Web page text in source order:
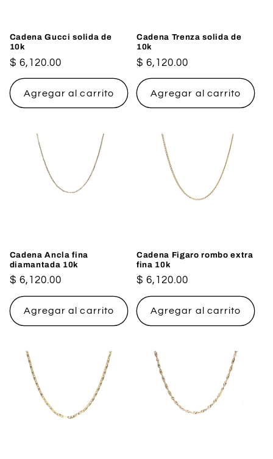
Cadena Gucci solida de
10k
Precio
habitual
$ 6,120.00
Agregar al carrito
Cadena Trenza solida de
10k
Precio
habitual
$ 6,120.00
Agregar al carrito
Cadena Ancla fina
diamantada 10k
Precio
habitual
$ 6,120.00
Agregar al carrito
Cadena Figaro rombo extra
fina 10k
Precio
habitual
$ 6,120.00
Agregar al carrito